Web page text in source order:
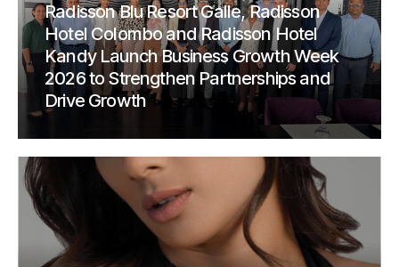
Radisson Blu Resort Galle, Radisson
Hotel Colombo and Radisson Hotel
Kandy Launch Business Growth Week
2026 to Strengthen Partnerships and
Drive Growth